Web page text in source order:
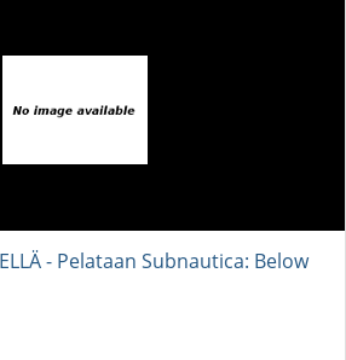
- Pelataan Subnautica: Below